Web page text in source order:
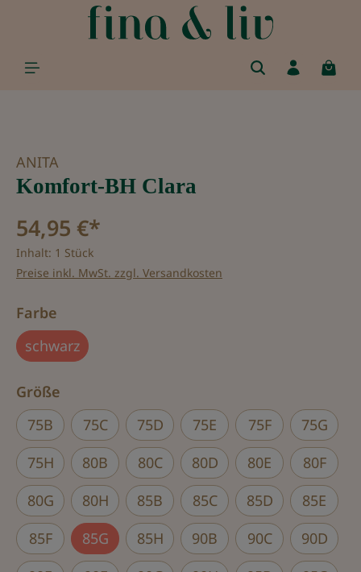
springen
ANITA
Komfort-BH Clara
54,95 €*
Inhalt: 1 Stück
Preise inkl. MwSt. zzgl. Versandkosten
Farbe
schwarz
Größe
75B
75C 75D 75E 75F
75G
75H
80B 80C 80D 80E
80F
80G
80H 85B 85C 85D
85E
85F
85G 85H 90B 90C
90D